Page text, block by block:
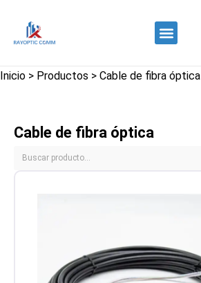
Inicio > Productos > Cable de fibra óptica
Cable de fibra óptica